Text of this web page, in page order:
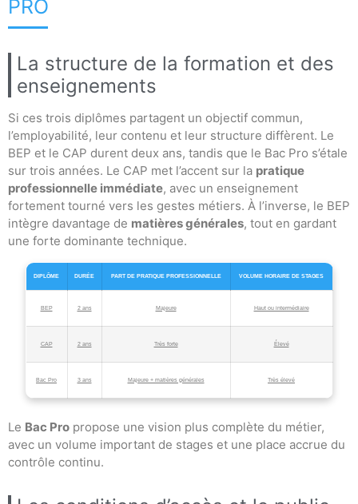
PRO
La structure de la formation et des
enseignements
Si ces trois diplômes partagent un objectif commun,
l’employabilité, leur contenu et leur structure diffèrent. Le
BEP et le CAP durent deux ans, tandis que le Bac Pro s’étale
sur trois années. Le CAP met l’accent sur la pratique
professionnelle immédiate, avec un enseignement
fortement tourné vers les gestes métiers. À l’inverse, le BEP
intègre davantage de matières générales, tout en gardant
une forte dominante technique.
DIPLÔME DURÉE PART DE PRATIQUE PROFESSIONNELLE VOLUME HORAIRE DE STAGES
BEP 2 ans Majeure Haut ou intermédiaire
CAP 2 ans Très forte Élevé
Bac Pro 3 ans Majeure + matières générales Très élevé
Le Bac Pro propose une vision plus complète du métier,
avec un volume important de stages et une place accrue du
contrôle continu.